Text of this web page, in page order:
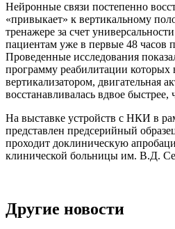
Нейронные связи постепенно
«привыкает» к вертикальному
тренажере за счет
пациентам уже в первые 48 часов
Проведенные исследования
программу реабилитации которых
вертикализатором, двигательная
восстанавливалась вдвое
На выставке устройств с НКИ в
представлен предсерийный
проходит доклиническую
клинической больницы им. В.Д.
Другие новости